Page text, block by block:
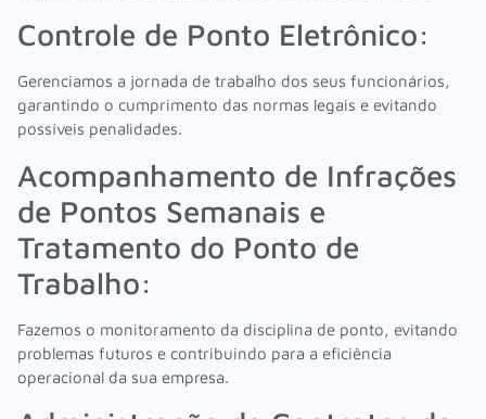
Controle de Ponto Eletrônico:
Gerenciamos a jornada de trabalho dos seus funcionários,
garantindo o cumprimento das normas legais e evitando
possíveis penalidades.
Acompanhamento de Infrações
de Pontos Semanais e
Tratamento do Ponto de
Trabalho:
Fazemos o monitoramento da disciplina de ponto, evitando
problemas futuros e contribuindo para a eficiência
operacional da sua empresa.